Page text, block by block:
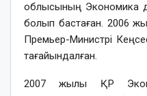
облысының Экономика
болып бастаған. 2006
Премьер-Министрі
тағайындалған.
2007 жылы ҚР